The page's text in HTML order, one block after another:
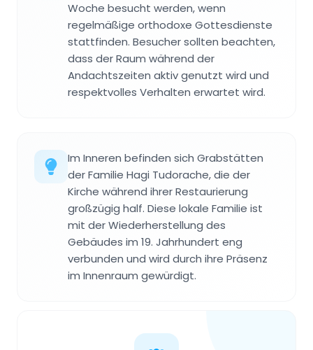
Woche besucht werden, wenn
regelmäßige orthodoxe Gottesdienste
stattfinden. Besucher sollten beachten,
dass der Raum während der
Andachtszeiten aktiv genutzt wird und
respektvolles Verhalten erwartet wird.
Im Inneren befinden sich Grabstätten
der Familie Hagi Tudorache, die der
Kirche während ihrer Restaurierung
großzügig half. Diese lokale Familie ist
mit der Wiederherstellung des
Gebäudes im 19. Jahrhundert eng
verbunden und wird durch ihre Präsenz
im Innenraum gewürdigt.